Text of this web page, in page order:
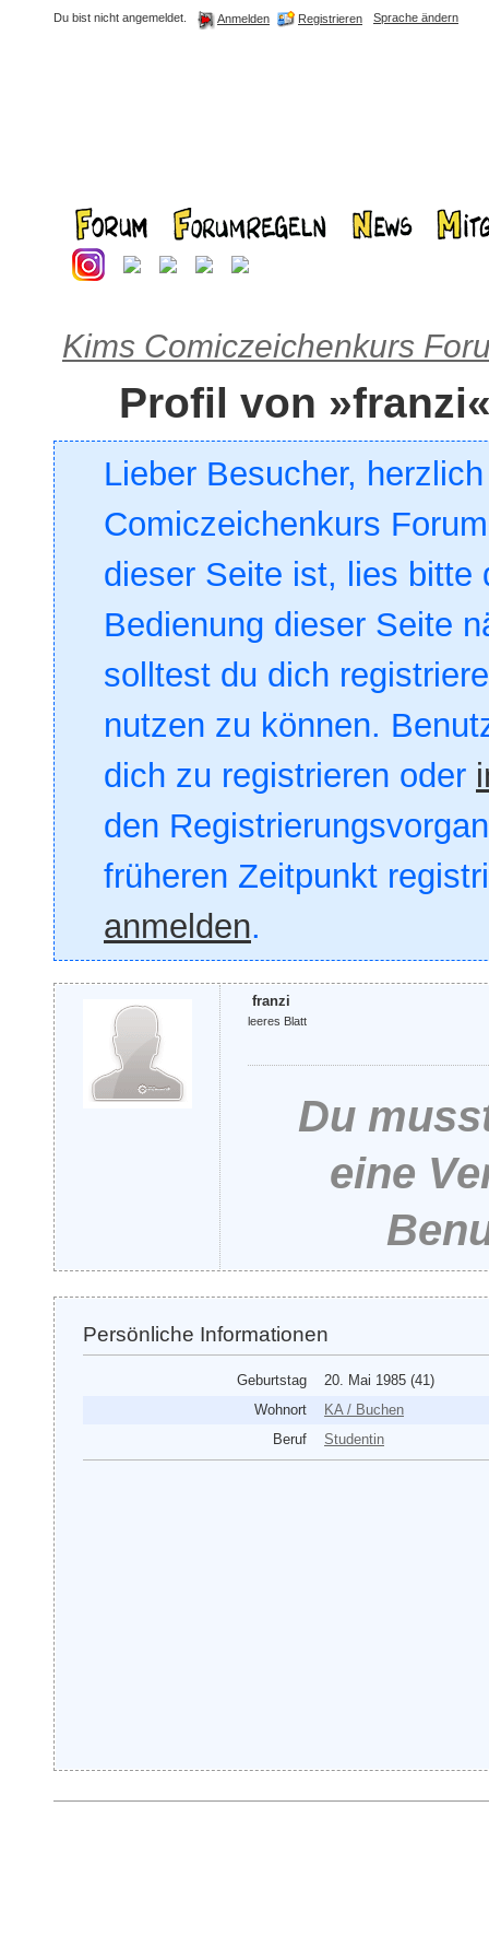
Du bist nicht angemeldet. Anmelden Registrieren Sprache ändern
Kims Comiczeichenkurs
Profil von
Lieber Besucher,
Comiczeichenkurs
dieser Seite ist, lies bitte
Bedienung dieser Seite
solltest du dich
nutzen zu können.
dich zu registrieren oder
den
früheren Zeitpunkt
anmelden.
franzi
leeres Blatt
Du
eine
Persönliche Informationen
Geburtstag
20. Mai 1985 (41)
Wohnort
KA / Buchen
Beruf
Studentin